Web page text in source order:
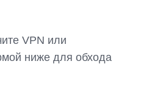
VPN или
ниже для обхода